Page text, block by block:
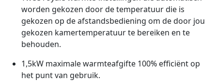
worden gekozen door de temperatuur die is
gekozen op de afstandsbediening om de door jou
gekozen kamertemperatuur te bereiken en te
behouden.
1,5kW maximale warmteafgifte 100% efficiënt op
het punt van gebruik.